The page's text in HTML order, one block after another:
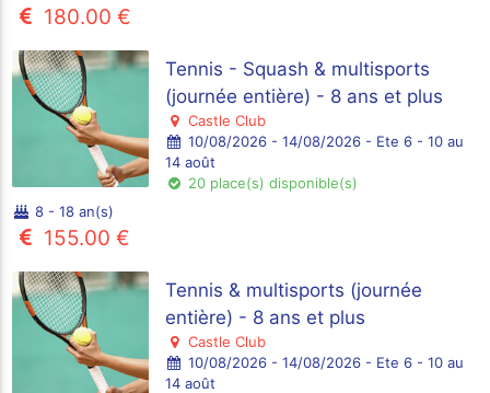
180.00 €
Tennis - Squash & multisports
(journée entière) - 8 ans et plus
Castle Club
10/08/2026 - 14/08/2026 - Ete 6 - 10 au
14 août
20 place(s) disponible(s)
8 - 18 an(s)
155.00 €
Tennis & multisports (journée
entière) - 8 ans et plus
Castle Club
10/08/2026 - 14/08/2026 - Ete 6 - 10 au
14 août